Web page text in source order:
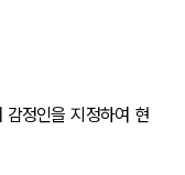
정인을 지정하여 현